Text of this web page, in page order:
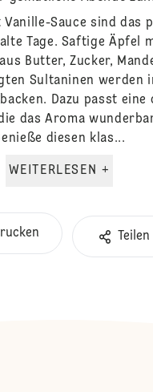
Sauce sind das
Tage. Saftige Äpfel
Butter, Zucker,
Sultaninen werden
Dazu passt eine
das Aroma
diesen klas...
WEITERLESEN +
Teilen